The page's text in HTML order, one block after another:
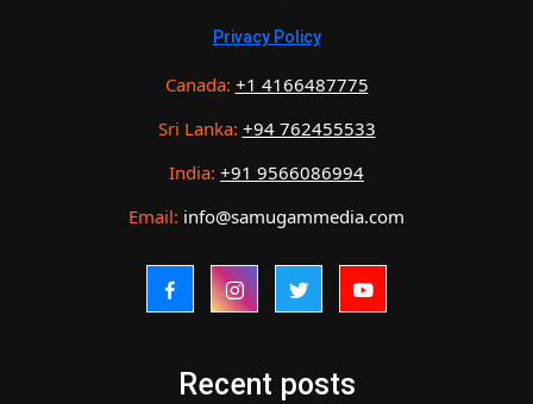
Privacy Policy
Canada: +1 4166487775
Sri Lanka: +94 762455533
India: +91 9566086994
Email: info@samugammedia.com
Recent posts